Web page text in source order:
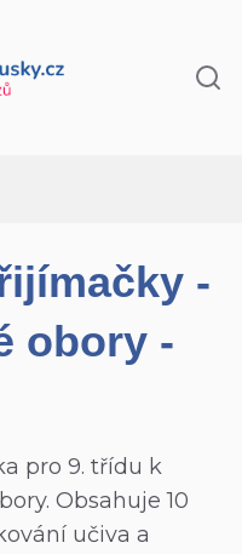
-
obory -
pro 9. třídu k
Obsahuje 10
učiva a